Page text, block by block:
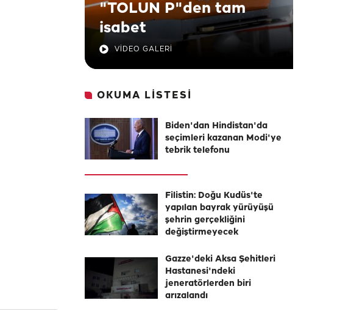
"TOLUN P"den tam
isabet
VİDEO GALERİ
OKUMA LİSTESİ
Biden'dan Hindistan'da
seçimleri kazanan Modi'ye
tebrik telefonu
Filistin: Doğu Kudüs'te
yapılan bayrak yürüyüşü
şehrin gerçekliğini
değiştirmeyecek
Gazze'deki Aksa Şehitleri
Hastanesi'ndeki
jeneratörlerden biri
arızalandı